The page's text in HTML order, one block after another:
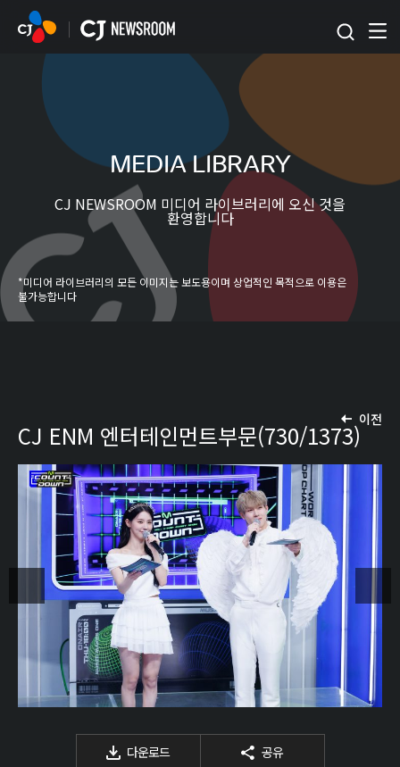
본문 바로가기
MEDIA LIBRARY
CJ NEWSROOM 미디어 라이브러리에 오신 것을
환영합니다
*미디어 라이브러리의 모든 이미지는 보도용이며 상업적인 목적으로 이용은
불가능합니다
이전
CJ ENM 엔터테인먼트부문(730/1373)
다운로드 공유